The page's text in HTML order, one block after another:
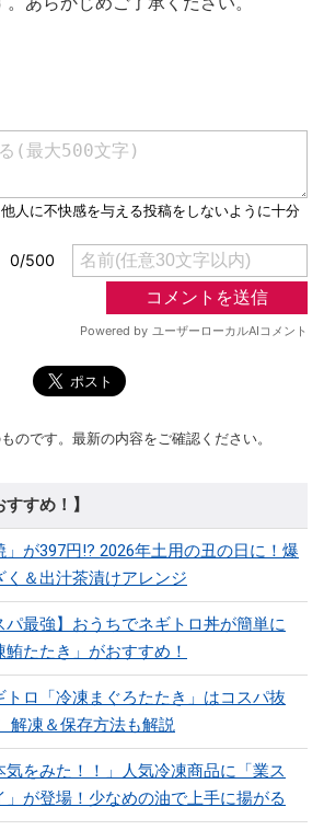
のです。最新の内容をご確認ください。
すめ！】
が397円!? 2026年土用の丑の日に！爆
＆出汁茶漬けアレンジ
パ最強】おうちでネギトロ丼が簡単に
たたき」がおすすめ！
ロ「冷凍まぐろたたき」はコスパ抜
解凍＆保存方法も解説
気をみた！！」人気冷凍商品に「業ス
」が登場！少なめの油で上手に揚がる